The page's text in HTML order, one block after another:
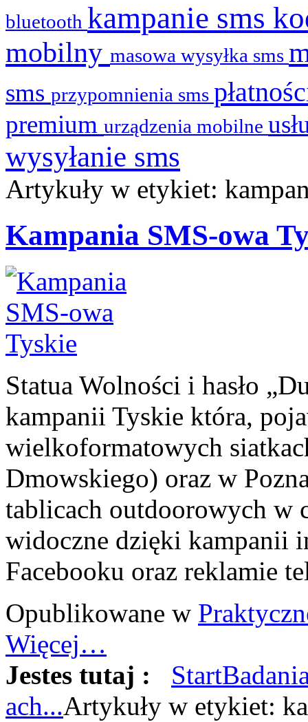
bluetooth kampanie sms
mobilny masowa wysyłka sms
sms przypomnienia sms
premium urządzenia mobilne
wysyłanie sms
Artykuły w etykiet:
Kampania SMS-owa
Statua Wolności i hasło
kampanii Tyskie która,
wielkoformatowych
Dmowskiego) oraz w
tablicach outdoorowych w
widoczne dzięki kampanii
Facebooku oraz reklamie
Opublikowane w
Więcej…
Jestes tutaj :
Start
ach...Artykuły w etykiet: